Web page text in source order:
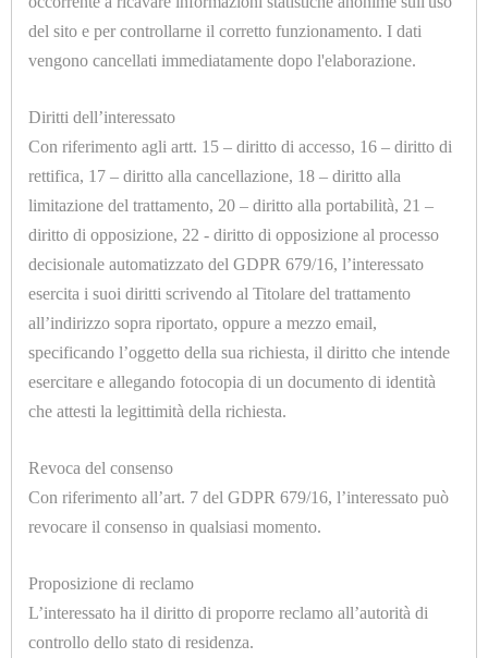
CONTROLLI
VISIVI
AUTOMATICI
CORTECHI
IN
VITON
ELETTROVALVOLE
COMPONENTI
DA
STIRO
U7072.D
PORTAGOMMA F 1/4 Ø=6mm.
PROLUNGA MF 1/4-3/8
del sito e per controllarne il corretto funzionamento. I dati
vengono cancellati immediatamente dopo l'elaborazione.
Diritti dell’interessato
Con riferimento agli artt. 15 – diritto di accesso, 16 – diritto di
rettifica, 17 – diritto alla cancellazione, 18 – diritto alla
limitazione del trattamento, 20 – diritto alla portabilità, 21 –
diritto di opposizione, 22 - diritto di opposizione al processo
decisionale automatizzato del GDPR 679/16, l’interessato
esercita i suoi diritti scrivendo al Titolare del trattamento
all’indirizzo sopra riportato, oppure a mezzo email,
specificando l’oggetto della sua richiesta, il diritto che intende
esercitare e allegando fotocopia di un documento di identità
che attesti la legittimità della richiesta.
Revoca del consenso
Con riferimento all’art. 7 del GDPR 679/16, l’interessato può
revocare il consenso in qualsiasi momento.
Proposizione di reclamo
L’interessato ha il diritto di proporre reclamo all’autorità di
controllo dello stato di residenza.